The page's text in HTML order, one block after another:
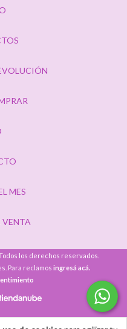
MES
VENTA
los derechos reservados.
Para reclamos ingresá acá.